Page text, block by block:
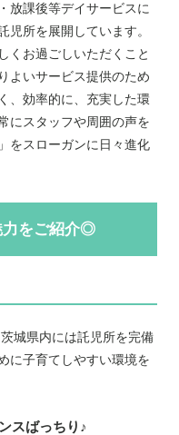
放課後等デイサービスに
児所を展開しています。
くお過ごしいただくこと
よいサービス提供のため
、効率的に、充実した環
にスタッフや周囲の声を
をスローガンに日々進化
力をご紹介◎
城県内には託児所を完備
に子育てしやすい環境を
スばっちり♪